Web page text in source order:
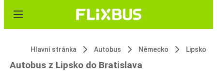
Hlavní stránka Autobus Německo Lipsko
Autobus z Lipsko do Bratislava